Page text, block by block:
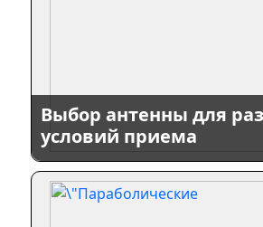
Выбор антенны для
условий приема